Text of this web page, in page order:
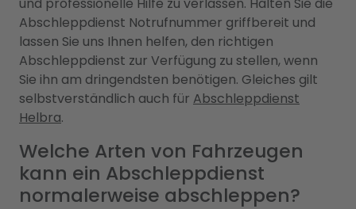
Abschleppdienst Notrufnummer griffbereit und
lassen Sie uns Ihnen helfen, den richtigen
Abschleppdienst zur Verfügung zu stellen, wenn
Sie ihn am dringendsten benötigen. Gleiches gilt
selbstverständlich auch für Abschleppdienst
Helbra.
Welche Arten von Fahrzeugen
kann ein Abschleppdienst
normalerweise abschleppen?